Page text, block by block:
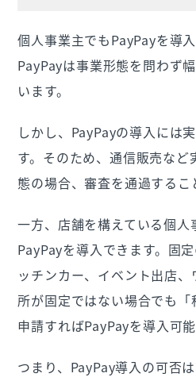
個人事業主でもPayPayを導
PayPayは事業形態を問わず
います。
しかし、PayPayの導入には
す。そのため、通信販売な
態の場合、審査を通過するこ
一方、店舗を構えている個人
PayPayを導入できます。固
ッチンカー、イベント出店
所が固定ではない場合でも
申請すればPayPayを導入可能
つまり、PayPay導入の可否